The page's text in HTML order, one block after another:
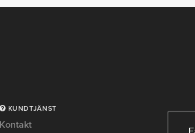
KUNDTJÄNST
Kontakt